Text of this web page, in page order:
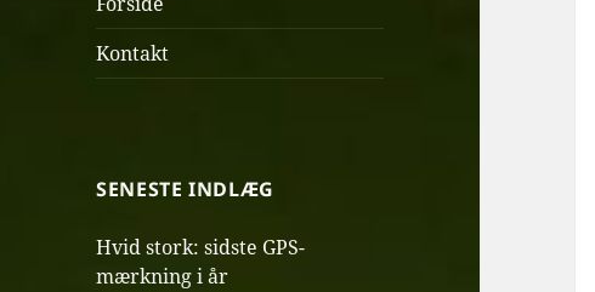
Kontakt
SENESTE INDLÆG
Hvid stork: sidste GPS-
mærkning i år